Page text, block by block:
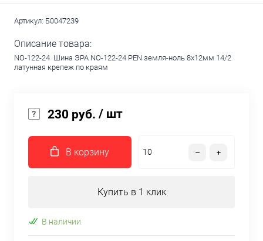
Артикул: Б0047239
Описание товара:
NO-122-24 Шина ЭРА NO-122-24 PEN земля-ноль 8х12мм 14/2
латунная крепеж по краям
230 руб. / шт
В корзину
Купить в 1 клик
В наличии